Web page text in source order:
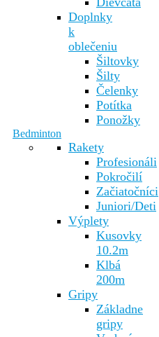
Doplnky
k
oblečeniu
Šiltovky
Šilty
Čelenky
Potítka
Ponožky
Bedminton
Rakety
Profesionáli
Pokročilí
Začiatočníci
Juniori/Deti
Výplety
Kusovky
10.2m
Klbá
200m
Gripy
Základne
gripy